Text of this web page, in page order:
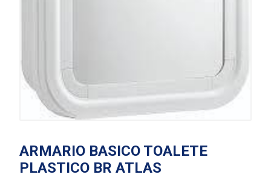
ARMARIO BASICO TOALETE
PLASTICO BR ATLAS